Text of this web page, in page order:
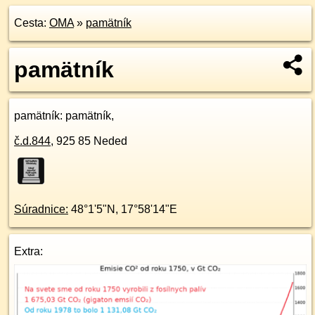
Cesta: OMA» pamätník
pamätník
pamätník: pamätník,
č.d.844, 925 85 Neded
Súradnice: 48°1'5"N , 17°58'14"E
Extra: